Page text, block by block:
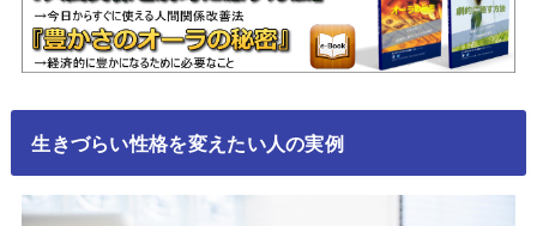
生きづらい性格を変えたい人の実例